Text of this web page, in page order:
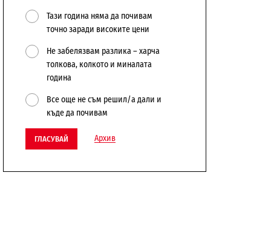
Тази година няма да почивам
точно заради високите цени
Не забелязвам разлика – харча
толкова, колкото и миналата
година
Все още не съм решил/а дали и
къде да почивам
ГЛАСУВАЙ Архив